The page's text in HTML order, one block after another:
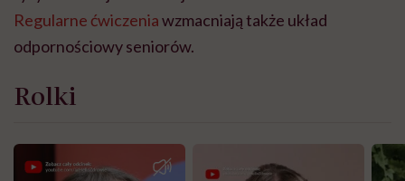
Regularne ćwiczeniawzmacniają także układ
odpornościowy seniorów.
Rolki